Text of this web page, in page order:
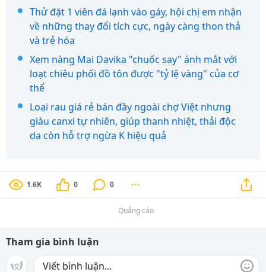
Thử đặt 1 viên đá lạnh vào gáy, hội chị em nhận
về những thay đổi tích cực, ngày càng thon thả
và trẻ hóa
Xem nàng Mai Davika "chuốc say" ánh mắt với
loạt chiêu phối đồ tôn được "tỷ lệ vàng" của cơ
thể
Loại rau giá rẻ bán đầy ngoài chợ Việt nhưng
giàu canxi tự nhiên, giúp thanh nhiệt, thải độc
da còn hỗ trợ ngừa K hiệu quả
1.6K 0 0
Quảng cáo
Tham gia bình luận